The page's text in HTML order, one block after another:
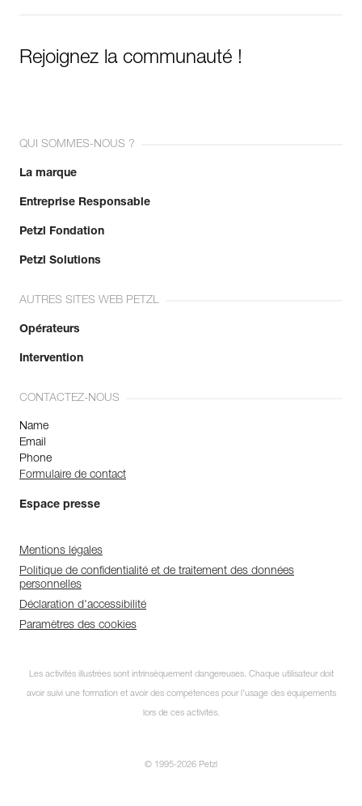
Rejoignez la communauté !
QUI SOMMES-NOUS ?
La marque
Entreprise Responsable
Petzl Fondation
Petzl Solutions
AUTRES SITES WEB PETZL
Opérateurs
Intervention
CONTACTEZ-NOUS
Name
Email
Phone
Formulaire de contact
Espace presse
Mentions légales
Politique de confidentialité et de traitement des données
personnelles
Déclaration d'accessibilité
Paramètres des cookies
Les activités illustrées sont intrinsèquement dangereuses. Chaque utilisateur doit
avoir suivi une formation et avoir des compétences pour l’usage des équipements
lors de ces activités.
© 1995-2026 Petzl